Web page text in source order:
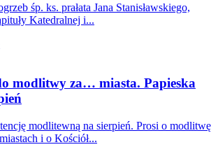
śp. ks. prałata Jana Stanisławskiego,
Katedralnej i...
modlitwy za… miasta. Papieska
modlitewną na sierpień. Prosi o modlitwę
i o Kościół...